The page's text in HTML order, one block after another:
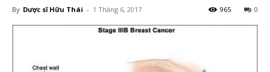
By Dược sĩ Hữu Thái - 1 Tháng 6, 2017 0
965